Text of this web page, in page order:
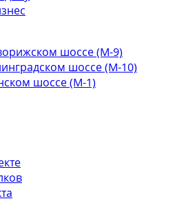
шоссе (М-9)
шоссе (М-10)
шоссе (М-1)